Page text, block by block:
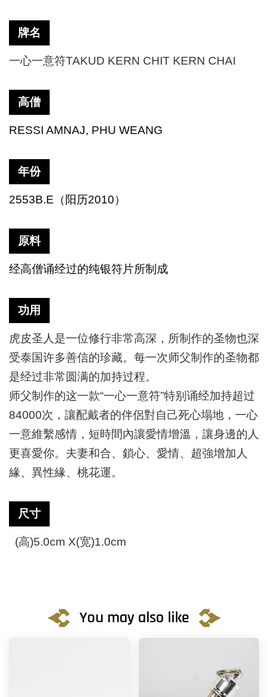
牌名
一心一意符TAKUD KERN CHIT KERN CHAI
高僧
RESSI AMNAJ, PHU WEANG
年份
2553B.E （阳历2010）
原料
经高僧诵经过的纯银符片所制成
功用
虎皮圣人是一位修行非常高深，所制作的圣物也深
受泰国许多善信的珍藏。每一次师父制作的圣物都
是经过非常圆满的加持过程。
师父制作的这一款“一心一意符”特别诵经加持超过
84000次，讓配戴者的伴侶對自己死心塌地，一心
一意維繫感情，短時間內讓愛情增溫，讓身邊的人
更喜愛你。夫妻和合、鎖心、愛情、超強增加人
緣、異性緣、桃花運。
尺寸
(高)5.0cm X(宽)1.0cm
You may also like